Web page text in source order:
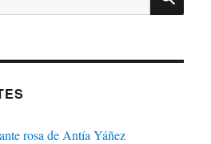
rosa de Antía Yáñez